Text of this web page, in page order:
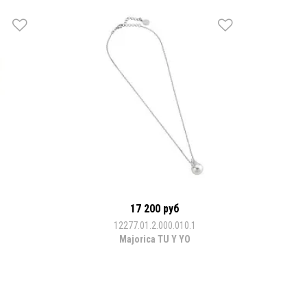
17 200 руб
12277.01.2.000.010.1
Majorica TU Y YO